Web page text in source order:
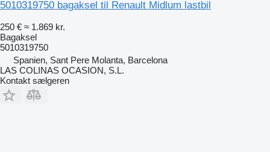
5010319750 bagaksel til Renault Midlum lastbil
250 € ≈ 1.869 kr.
Bagaksel
5010319750
Spanien, Sant Pere Molanta, Barcelona
LAS COLINAS OCASION, S.L.
Kontakt sælgeren